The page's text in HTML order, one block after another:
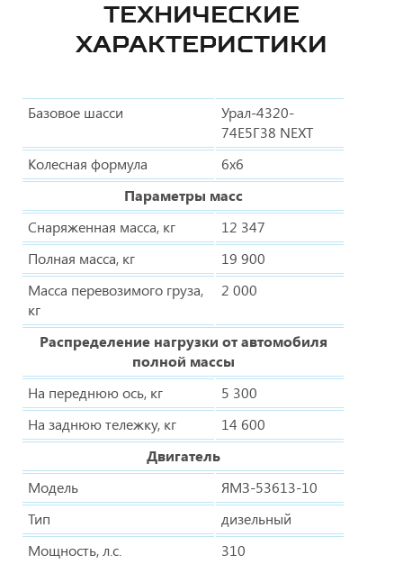
ТЕХНИЧЕСКИЕ
ХАРАКТЕРИСТИКИ
Базовое шасси
Урал-4320-
74Е5Г38 NEXT
Колесная формула
6х6
Параметры масс
Снаряженная масса, кг
12 347
Полная масса, кг
19 900
Масса перевозимого груза,
кг
2 000
Распределение нагрузки от автомобиля
полной массы
На переднюю ось, кг
5 300
На заднюю тележку, кг
14 600
Двигатель
Модель
ЯМЗ-53613-10
Тип
дизельный
Мощность, л.с.
310